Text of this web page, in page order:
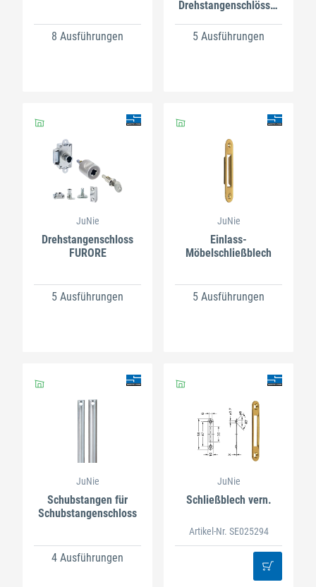
8 Ausführungen
Drehstangenschlösser
5 Ausführungen
JuNie
Drehstangenschloss
FURORE
5 Ausführungen
JuNie
Einlass-
Möbelschließblech
5 Ausführungen
JuNie
Schubstangen für
Schubstangenschloss
4 Ausführungen
JuNie
Schließblech vern.
Artikel-Nr. SE025294